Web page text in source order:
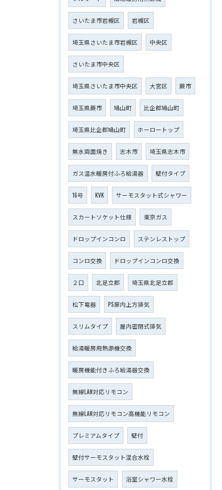
さいたま市岩槻区 岩槻区
埼玉県さいたま市岩槻区 中央区
さいたま市中央区
埼玉県さいたま市中央区 大宮区 蕨市
埼玉県蕨市 鳩山町 比企郡鳩山町
埼玉県比企郡鳩山町 ホーロートップ
無水両面焼き 志木市 埼玉県志木市
ガス温水暖房付ふろ給湯器 壁付タイプ
16号 KVK サーモスタット式シャワー
スカートソケット仕様 東京ガス
ドロップインコンロ ステンレストップ
コンロ交換 ドロップインコンロ交換
２口 北足立郡 埼玉県北足立郡
松下電器 PS扉内上方排気
スリムタイプ 屋内密閉式排気
給湯暖房用熱源機交換
暖房機能付きふろ給湯器交換
無線LAN対応リモコン
無線LAN対応リモコン高機能リモコン
プレミアムタイプ 壁付
壁付サーモスタット混合水栓
サーモスタット 浴室シャワー水栓